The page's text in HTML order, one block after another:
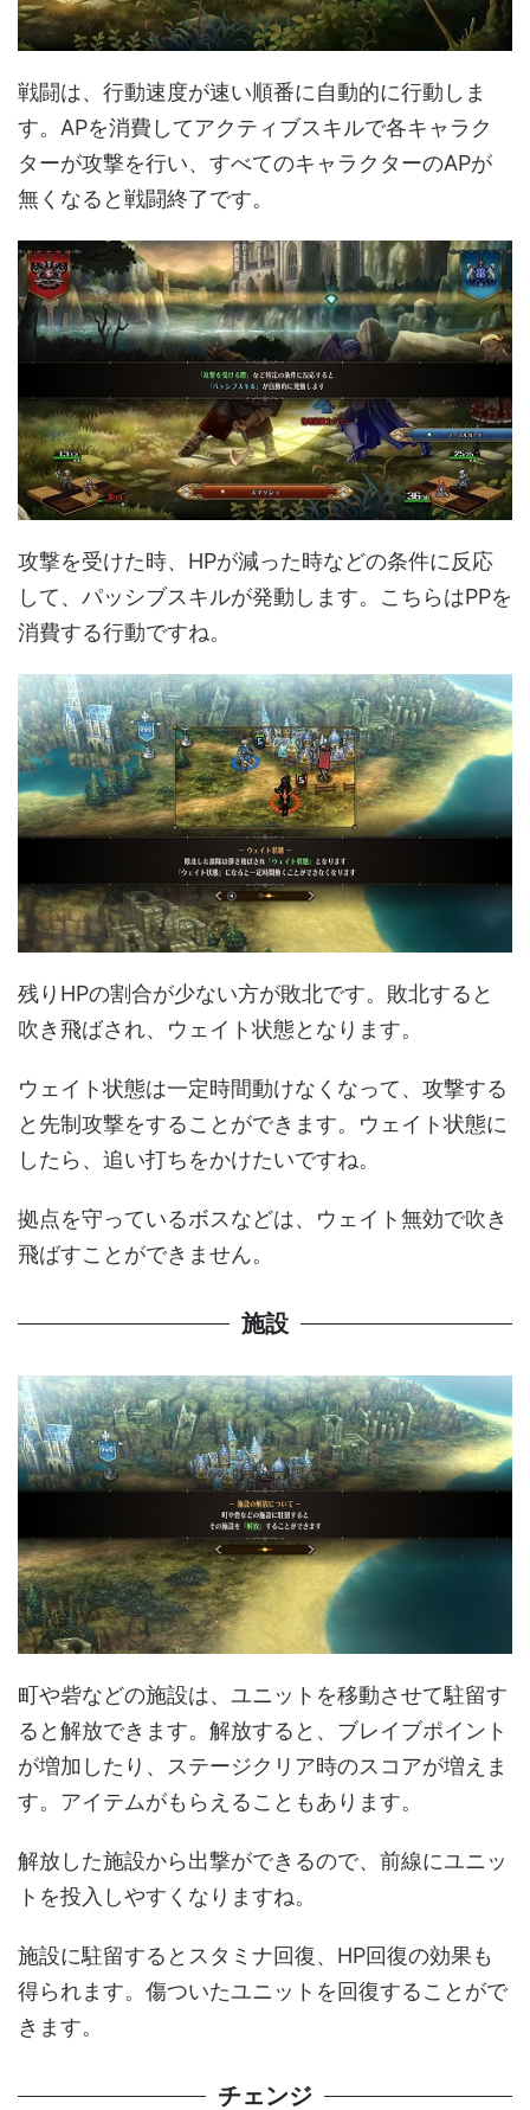
戦闘は、行動速度が速い順番に自動的に行動しま
す。APを消費してアクティブスキルで各キャラク
ターが攻撃を行い、すべてのキャラクターのAPが
無くなると戦闘終了です。
攻撃を受けた時、HPが減った時などの条件に反応
して、パッシブスキルが発動します。こちらはPPを
消費する行動ですね。
残りHPの割合が少ない方が敗北です。敗北すると
吹き飛ばされ、ウェイト状態となります。
ウェイト状態は一定時間動けなくなって、攻撃する
と先制攻撃をすることができます。ウェイト状態に
したら、追い打ちをかけたいですね。
拠点を守っているボスなどは、ウェイト無効で吹き
飛ばすことができません。
施設
町や砦などの施設は、ユニットを移動させて駐留す
ると解放できます。解放すると、ブレイブポイント
が増加したり、ステージクリア時のスコアが増えま
す。アイテムがもらえることもあります。
解放した施設から出撃ができるので、前線にユニッ
トを投入しやすくなりますね。
施設に駐留するとスタミナ回復、HP回復の効果も
得られます。傷ついたユニットを回復することがで
きます。
チェンジ